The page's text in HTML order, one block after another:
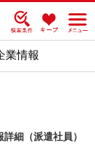
業情報
細（派遣社員）